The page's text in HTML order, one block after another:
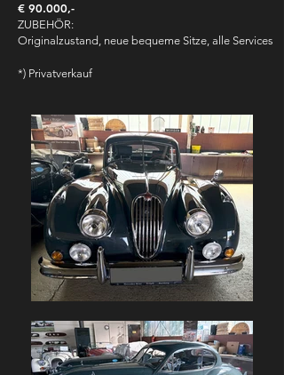
€ 90.000,-
ZUBEHÖR:
Originalzustand, neue bequeme Sitze, alle Services
*) Privatverkauf